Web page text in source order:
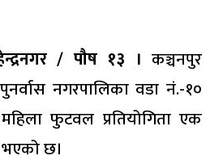
/ पौष १३ । कञ्चनपुर
नगरपालिका वडा नं.-१०
फुटवल प्रतियोगिता एक
भएको छ।